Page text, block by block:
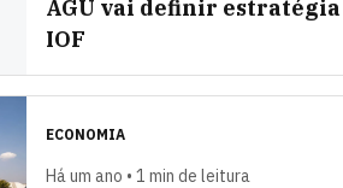
AGU vai definir
IOF
ECONOMIA
Há um ano • 1 min de leitura